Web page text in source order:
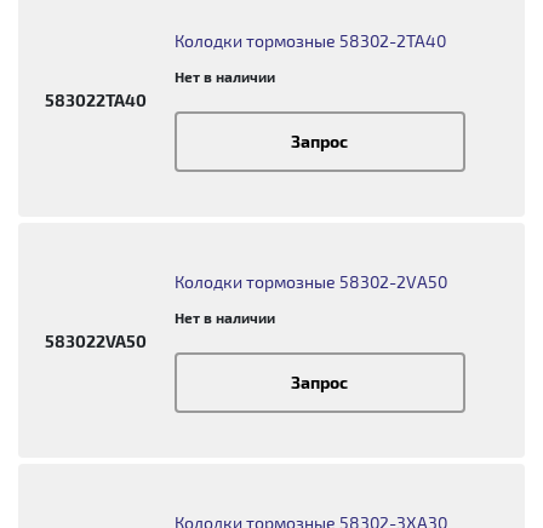
583022TA40
Колодки тормозные 58302-2TA40
Нет в наличии
Запрос
583022VA50
Колодки тормозные 58302-2VA50
Нет в наличии
Запрос
Колодки тормозные 58302-3XA30